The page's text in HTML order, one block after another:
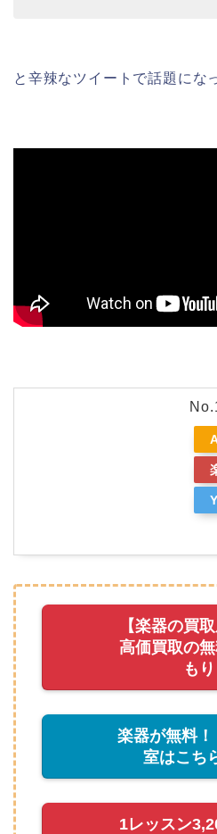
と辛辣なツイートで話題にな
【楽器の買
高価買取の
もり
楽器が無料
室はこち
1レッスン